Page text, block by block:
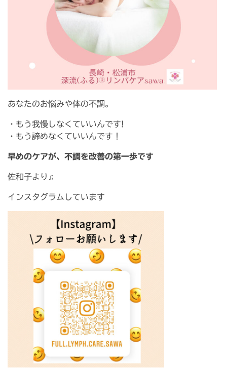
あなたのお悩みや体の不調。
・もう我慢しなくていいんです!
・もう諦めなくていいんです！
早めのケアが、不調を改善の第一歩です
佐和子より♫
インスタグラムしています